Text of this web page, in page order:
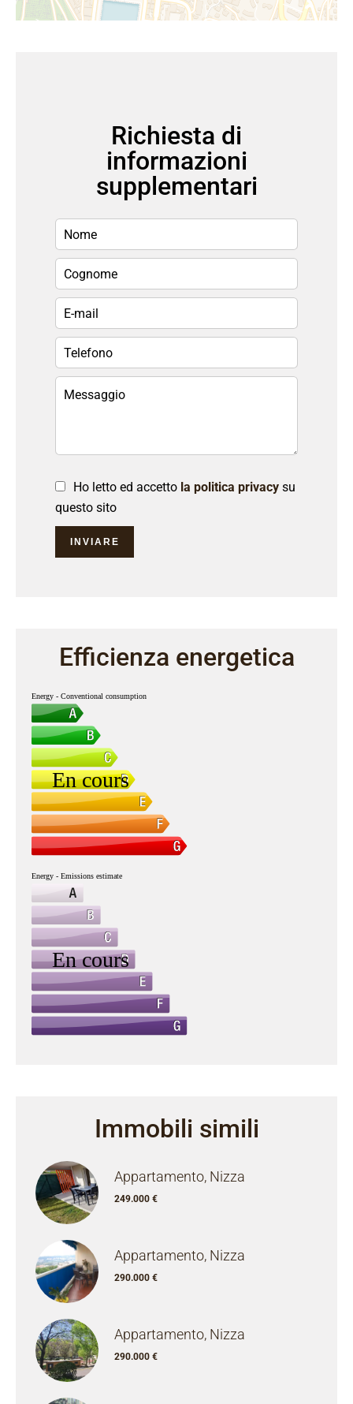
Richiesta di
informazioni
supplementari
Ho letto ed accetto la politica privacy su
questo sito
INVIARE
Efficienza energetica
Immobili simili
Appartamento, Nizza
249.000 €
Appartamento, Nizza
290.000 €
Appartamento, Nizza
290.000 €